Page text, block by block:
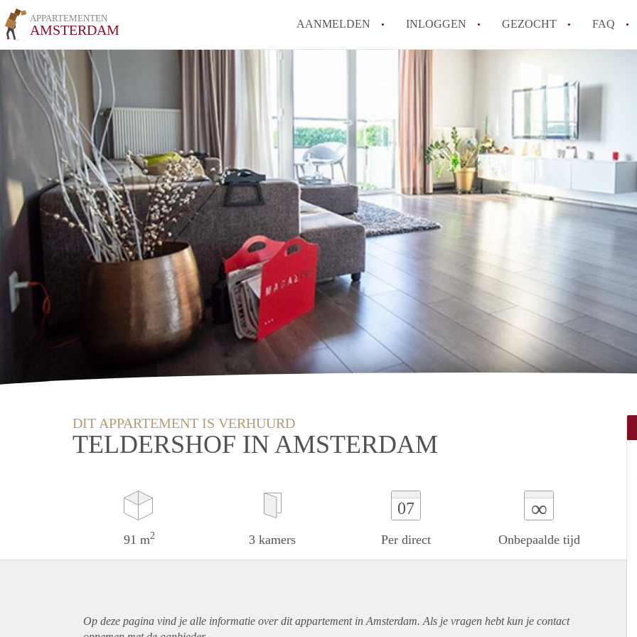
APPARTEMENTEN
AMSTERDAM AANMELDEN INLOGGEN GEZOCHT FAQ
Wat is de Wet Betaalbare Huur en wat
Wat zijn de voordelen van het huren van
Hoe vind je een goedkoop appartement in
Wat zijn de verplichtingen van een
Kan je beter een appartement huren of
DIT APPARTEMENT IS VERHUURD
TELDERSHOF IN AMSTERDAM
91 m2 3 kamers
07
Per direct
∞
Onbepaalde tijd
Op deze pagina vind je alle informatie over ditappartementin Amsterdam. Als je vragen hebt kun je contact